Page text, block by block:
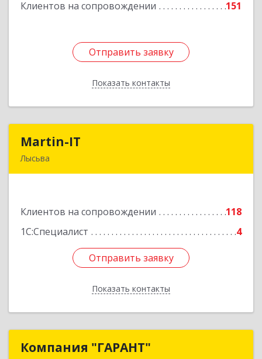
Клиентов на сопровождении 151
Отправить заявку
Показать контакты
Подробнее
Отправить заявку
Назад
Martin-IT
Лысьва
Клиентов на сопровождении
118
1С:Специалист
4
Отправить заявку
Показать контакты
Подробнее
Отправить заявку
Назад
Компания "ГАРАНТ"Компания "ГАРАНТ"